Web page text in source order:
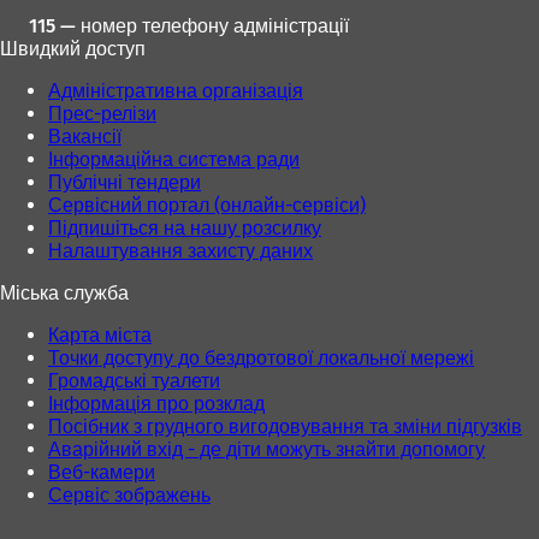
115 — номер телефону адміністрації
Швидкий доступ
Адміністративна організація
Прес-релізи
Вакансії
Інформаційна система ради
Публічні тендери
Сервісний портал (онлайн-сервіси)
Підпишіться на нашу розсилку
Налаштування захисту даних
Міська служба
Карта міста
Точки доступу до бездротової локальної мережі
Громадські туалети
Інформація про розклад
Посібник з грудного вигодовування та зміни підгузків
Аварійний вхід - де діти можуть знайти допомогу
Веб-камери
Сервіс зображень